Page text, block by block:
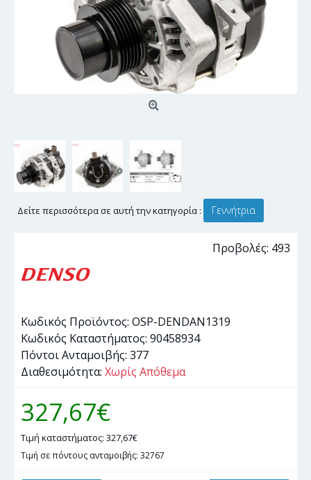
Δείτε περισσότερα σε αυτή την κατηγορία : Γεννήτρια
Προβολές: 493
Κωδικός Προϊόντος: OSP-DENDAN1319
Κωδικός Καταστήματος: 90458934
Πόντοι Ανταμοιβής: 377
Διαθεσιμότητα: Χωρίς Απόθεμα
327,67€
Τιμή καταστήματος: 327,67€
Τιμή σε πόντους ανταμοιβής: 32767